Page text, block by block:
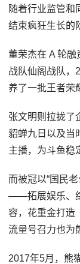
随着行业监管和
结束疯狂生长的
董荣杰在 A 轮
战队仙阁战队，
养了一批王者荣
张文明则拉拢了
貂蝉九日以及
主播，为斗鱼稳
而被冠以“国民
——拓展娱乐、
容，花重金打造
流量号召力也为
2017年5月，熊